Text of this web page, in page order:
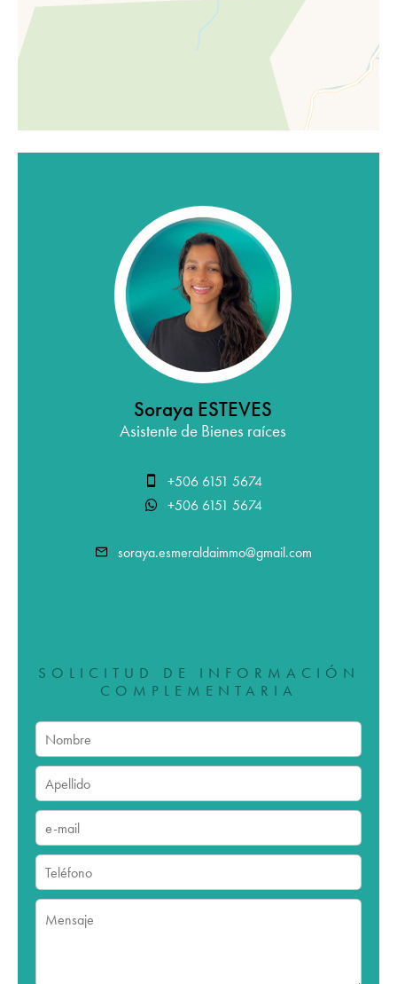
Soraya ESTEVES
Asistente de Bienes raíces
+506 6151 5674
+506 6151 5674
soraya.esmeraldaimmo@gmail.com
SOLICITUD DE INFORMACIÓN
COMPLEMENTARIA